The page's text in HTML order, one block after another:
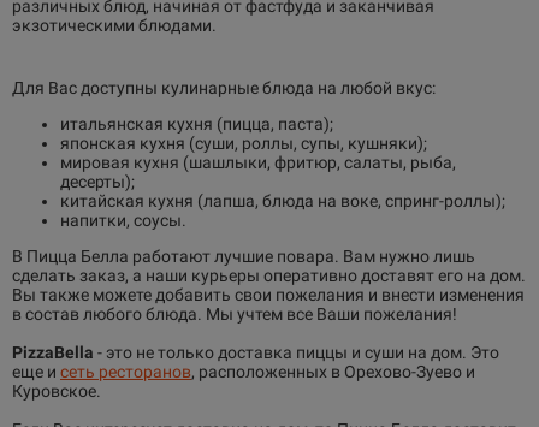
различных блюд, начиная от фастфуда и заканчивая
экзотическими блюдами.
Для Вас доступны кулинарные блюда на любой вкус:
итальянская кухня (пицца, паста);
японская кухня (суши, роллы, супы, кушняки);
мировая кухня (шашлыки, фритюр, салаты, рыба,
десерты);
китайская кухня (лапша, блюда на воке, спринг-роллы);
напитки, соусы.
В Пицца Белла работают лучшие повара. Вам нужно лишь
сделать заказ, а наши курьеры оперативно доставят его на дом.
Вы также можете добавить свои пожелания и внести изменения
в состав любого блюда. Мы учтем все Ваши пожелания!
PizzaBella - это не только доставка пиццы и суши на дом. Это
еще и сеть ресторанов, расположенных в Орехово-Зуево и
Куровское.